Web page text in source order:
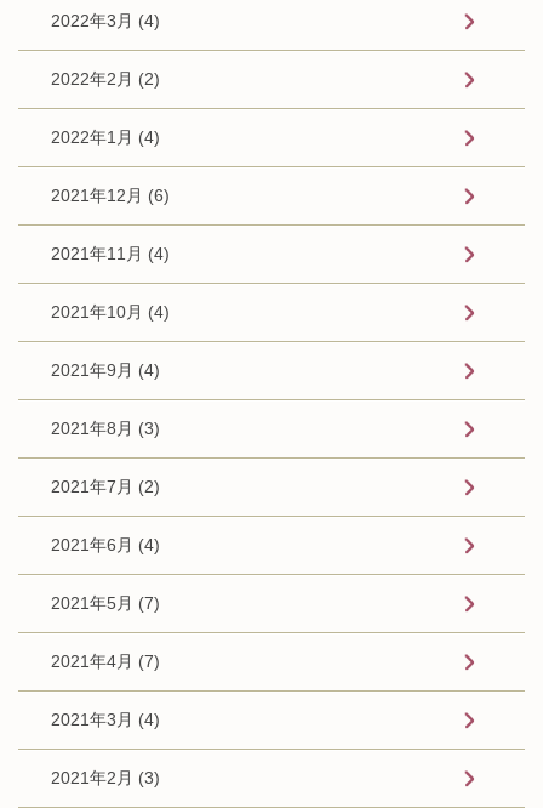
2022年3月 (4)
2022年2月 (2)
2022年1月 (4)
2021年12月 (6)
2021年11月 (4)
2021年10月 (4)
2021年9月 (4)
2021年8月 (3)
2021年7月 (2)
2021年6月 (4)
2021年5月 (7)
2021年4月 (7)
2021年3月 (4)
2021年2月 (3)